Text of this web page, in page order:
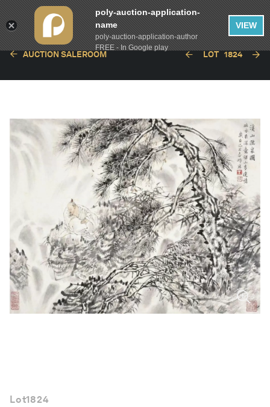
简体中文
AUCTION SALEROOM LOT 1824
Lot1824
poly-auction-application-
name
poly-auction-application-author
FREE - In Google play
VIEW